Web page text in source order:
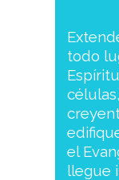
todo
el
llegue